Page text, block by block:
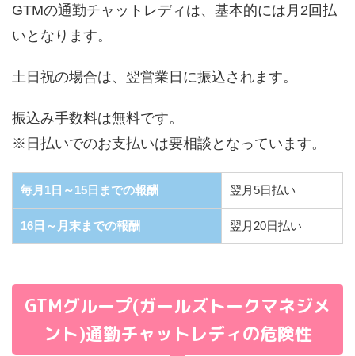
GTMの通勤チャットレディは、基本的には 月2回払
い となります。
土日祝の場合は、翌営業日に振込されます。
振込み手数料は無料です。
※日払いでのお支払いは要相談となっています。
毎月1日～15日までの報酬 翌月5日払い
16日～月末までの報酬 翌月20日払い
GTMグループ(ガールズトークマネジメ
ント)通勤チャットレディの危険性